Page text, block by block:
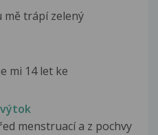
trápí zelený
mi 14 let ke
menstruací a z pochvy